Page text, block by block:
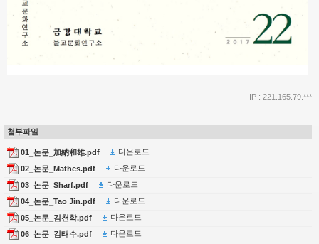
IP : 221.165.79.***
첨부파일
01_논문_加納和雄.pdf
다운로드
02_논문_Mathes.pdf
다운로드
03_논문_Sharf.pdf
다운로드
04_논문_Tao Jin.pdf
다운로드
05_논문_김천학.pdf
다운로드
06_논문_김태수.pdf
다운로드